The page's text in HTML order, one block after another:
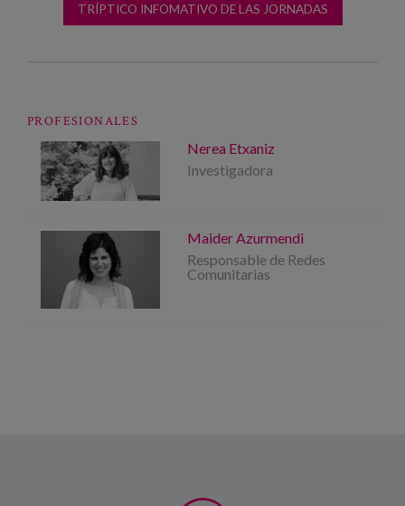
TRÍPTICO INFOMATIVO DE LAS JORNADAS
PROFESIONALES
Nerea Etxaniz
Investigadora
Maider Azurmendi
Responsable de Redes
Comunitarias